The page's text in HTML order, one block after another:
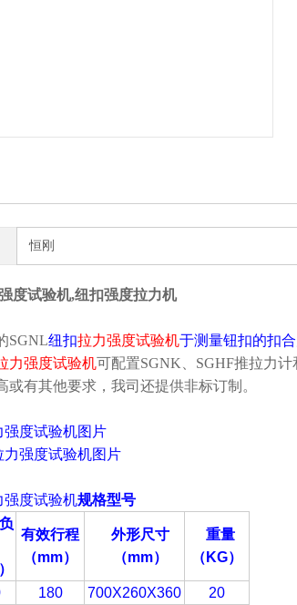
恒刚
度试验机,纽扣强度拉力机
SGNL纽扣拉力强度试验机于测量钮扣的扣
力强度试验机可配置SGNK、SGHF推拉力
或有其他要求，我司还提供非标订制。
强度试验机图片
强度试验机规格型号
）
有效行程
（mm）
外形尺寸
（mm）
重量
（KG）
180 700X260X360 20